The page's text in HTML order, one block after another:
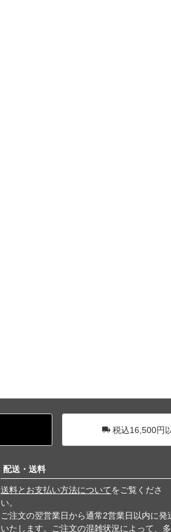
税込16,500円
配送・送料
送料とお支払い方法についてをご覧くださ
い。
ご注文の翌営業日から通常2営業日以内に発
いたします。ご注文の混雑状況によって、多